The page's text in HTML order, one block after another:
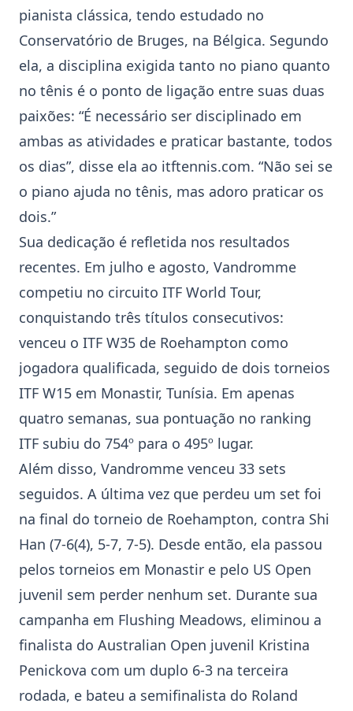
pianista clássica, tendo estudado no
Conservatório de Bruges, na Bélgica. Segundo
ela, a disciplina exigida tanto no piano quanto
no tênis é o ponto de ligação entre suas duas
paixões: “É necessário ser disciplinado em
ambas as atividades e praticar bastante, todos
os dias”, disse ela ao itftennis.com. “Não sei se
o piano ajuda no tênis, mas adoro praticar os
dois.”
Sua dedicação é refletida nos resultados
recentes. Em julho e agosto, Vandromme
competiu no circuito ITF World Tour,
conquistando três títulos consecutivos:
venceu o ITF W35 de Roehampton como
jogadora qualificada, seguido de dois torneios
ITF W15 em Monastir, Tunísia. Em apenas
quatro semanas, sua pontuação no ranking
ITF subiu do 754º para o 495º lugar.
Além disso, Vandromme venceu 33 sets
seguidos. A última vez que perdeu um set foi
na final do torneio de Roehampton, contra Shi
Han (7-6(4), 5-7, 7-5). Desde então, ela passou
pelos torneios em Monastir e pelo US Open
juvenil sem perder nenhum set. Durante sua
campanha em Flushing Meadows, eliminou a
finalista do Australian Open juvenil Kristina
Penickova com um duplo 6-3 na terceira
rodada, e bateu a semifinalista do Roland